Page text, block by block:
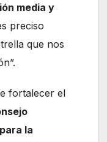
media y
preciso
que nos
fortalecer el
la